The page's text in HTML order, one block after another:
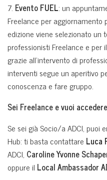
7. EventoFUEL: un
Freelance per aggiornamento
edizione viene selezionato
professionisti Freelance e per
grazie all’intervento di
interventi segue un aperitivo
conoscenza e fare gruppo.
Sei Freelance e vuoi
Se sei già Socio/a ADCI, puoi
Hub: ti basta contattare Luca
ADCI, Caroline Yvonne
oppure il Local Ambassador